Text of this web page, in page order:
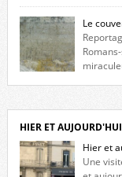
maison construite au
fenêtres jumelles à
niche qui contient une
Le
l’histoire de la
retour sur l’histoire […]
HIER ET AUJOURD'HUI
Hier et
Une